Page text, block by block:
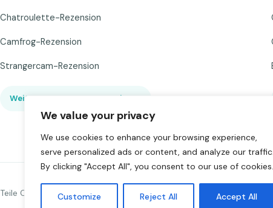
We value your privacy
We use cookies to enhance your browsing experience,
serve personalized ads or content, and analyze our traffic.
By clicking "Accept All", you consent to our use of cookies.
Customize Reject All Accept All
Chatroulette-Rezension
Camfrog-Rezension
Strangercam-Rezension
Weitere Bewertungen anzeigen▾
Teile Chat to Strangers